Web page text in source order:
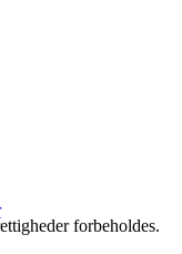
forbeholdes.